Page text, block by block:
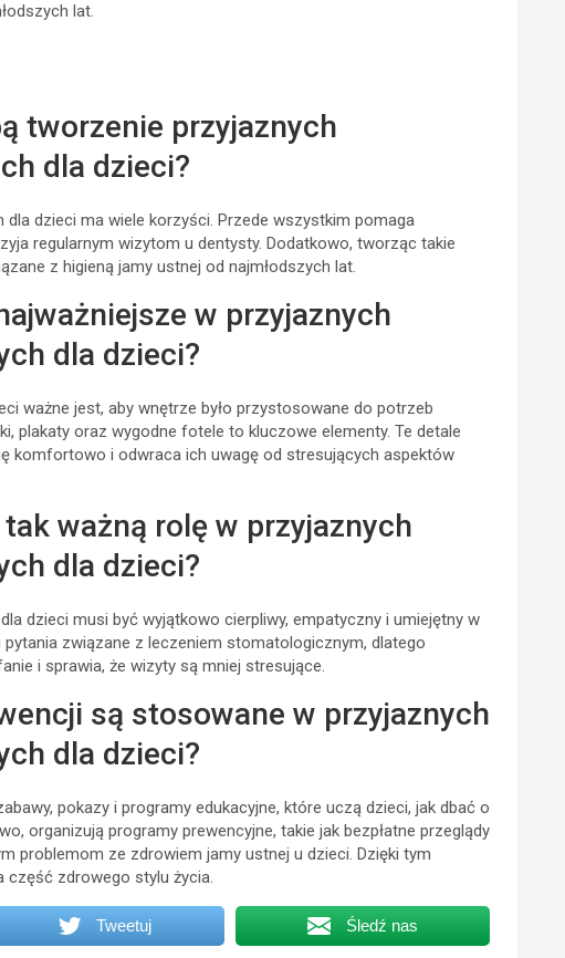
lat.
tworzenie przyjaznych
dla dzieci?
dzieci ma wiele korzyści. Przede wszystkim pomaga
regularnym wizytom u dentysty. Dodatkowo, tworząc takie
z higieną jamy ustnej od najmłodszych lat.
w przyjaznych
dla dzieci?
ważne jest, aby wnętrze było przystosowane do potrzeb
plakaty oraz wygodne fotele to kluczowe elementy. Te detale
komfortowo i odwraca ich uwagę od stresujących aspektów
ważną rolę w przyjaznych
dla dzieci?
dzieci musi być wyjątkowo cierpliwy, empatyczny i umiejętny w
związane z leczeniem stomatologicznym, dlatego
i sprawia, że wizyty są mniej stresujące.
są stosowane w przyjaznych
dla dzieci?
pokazy i programy edukacyjne, które uczą dzieci, jak dbać o
organizują programy prewencyjne, takie jak bezpłatne przeglądy
problemom ze zdrowiem jamy ustnej u dzieci. Dzięki tym
część zdrowego stylu życia.
Tweetuj Śledź nas